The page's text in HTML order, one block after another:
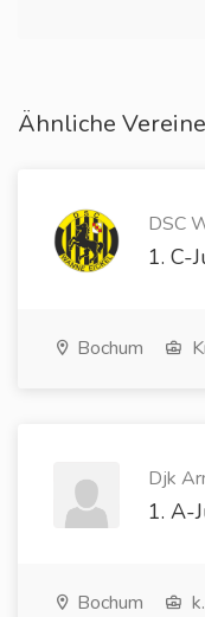
Ähnliche Vereine
DSC
1. C-
Bochum
Djk
1. A-
Bochum